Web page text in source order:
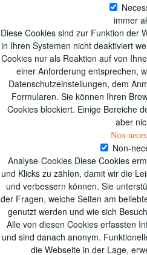
immer
Diese Cookies sind zur Funktion der
in Ihren Systemen nicht deaktiviert
Cookies nur als Reaktion auf von
einer Anforderung entsprechen,
Datenschutzeinstellungen, dem
Formularen. Sie können Ihren
Cookies blockiert. Einige Bereiche
aber
Non-
Non-
Analyse-Cookies Diese Cookies
und Klicks zu zählen, damit wir die
und verbessern können. Sie
der Fragen, welche Seiten am
genutzt werden und wie sich
Alle von diesen Cookies erfassten
und sind danach anonym.
die Webseite in der Lage,